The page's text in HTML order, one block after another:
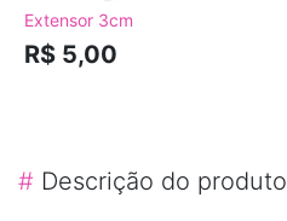
Extensor 3cm
R$ 5,00
# Descrição do produto